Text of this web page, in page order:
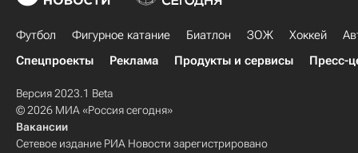
Футбол Фигурное катание Биатлон ЗОЖ Хоккей
Спецпроекты
Реклама Продукты и сервисы Пресс-
Версия 2023.1 Beta
© 2026 МИА «Россия сегодня»
Вакансии
Сетевое издание РИА Новости зарегистрировано